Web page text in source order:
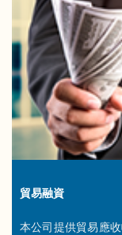
貿易融資
本公司提供貿易應